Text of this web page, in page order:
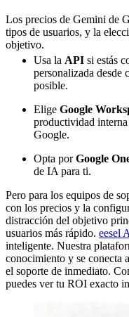
Los precios de Gemini de
tipos de usuarios, y la
objetivo.
Usa la API si estás
personalizada desde
posible.
Elige Google
productividad
Google.
Opta porGoogle
de IA para ti.
Pero para los equipos de
con los precios y la
distracción del objetivo
usuarios más rápido. eesel
inteligente. Nuestra
conocimiento y se conecta
el soporte de inmediato.
puedes ver tu ROI exacto